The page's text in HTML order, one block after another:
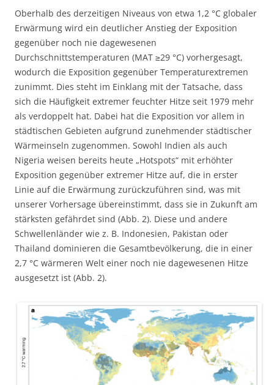
Oberhalb des derzeitigen Niveaus von etwa 1,2 °C globaler
Erwärmung wird ein deutlicher Anstieg der Exposition
gegenüber noch nie dagewesenen
Durchschnittstemperaturen (MAT ≥29 °C) vorhergesagt,
wodurch die Exposition gegenüber Temperaturextremen
zunimmt. Dies steht im Einklang mit der Tatsache, dass
sich die Häufigkeit extremer feuchter Hitze seit 1979 mehr
als verdoppelt hat. Dabei hat die Exposition vor allem in
städtischen Gebieten aufgrund zunehmender städtischer
Wärmeinseln zugenommen. Sowohl Indien als auch
Nigeria weisen bereits heute „Hotspots“ mit erhöhter
Exposition gegenüber extremer Hitze auf, die in erster
Linie auf die Erwärmung zurückzuführen sind, was mit
unserer Vorhersage übereinstimmt, dass sie in Zukunft am
stärksten gefährdet sind (Abb. 2). Diese und andere
Schwellenländer wie z. B. Indonesien, Pakistan oder
Thailand dominieren die Gesamtbevölkerung, die in einer
2,7 °C wärmeren Welt einer noch nie dagewesenen Hitze
ausgesetzt ist (Abb. 2).